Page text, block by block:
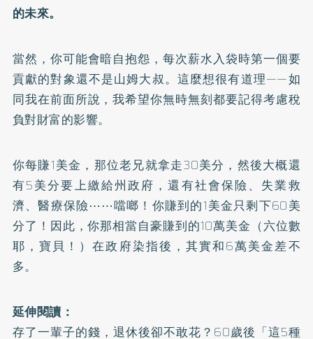
的未來。
當然，你可能會暗自抱怨，每次薪水入袋時第一個要
貢獻的對象還不是山姆大叔。這麼想很有道理——如
同我在前面所說，我希望你無時無刻都要記得考慮稅
負對財富的影響。
你每賺1美金，那位老兄就拿走30美分，然後大概還
有5美分要上繳給州政府，還有社會保險、失業救
濟、醫療保險⋯⋯噹啷！你賺到的1美金只剩下60美
分了！因此，你那相當自豪賺到的10萬美金（六位數
耶，寶貝！）在政府染指後，其實和6萬美金差不
多。
延伸閱讀：
存了一輩子的錢，退休後卻不敢花？60歲後「這5種